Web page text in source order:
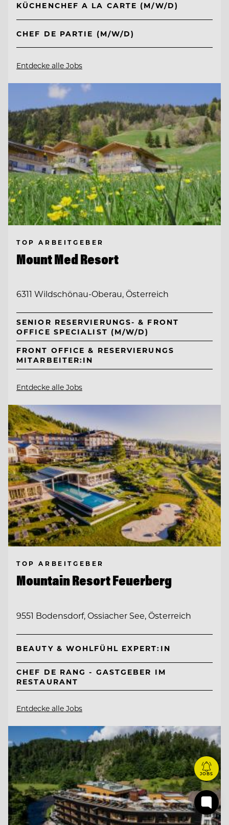
KÜCHENCHEF A LA CARTE (M/W/D)
CHEF DE PARTIE (M/W/D)
Entdecke alle Jobs
TOP ARBEITGEBER
Mount Med Resort
6311 Wildschönau-Oberau, Österreich
SENIOR RESERVIERUNGS- & FRONT
OFFICE SPECIALIST (M/W/D)
FRONT OFFICE & RESERVIERUNGS
MITARBEITER:IN
Entdecke alle Jobs
TOP ARBEITGEBER
Mountain Resort Feuerberg
9551 Bodensdorf, Ossiacher See, Österreich
BEAUTY & WOHLFÜHL EXPERT:IN
CHEF DE RANG - GASTGEBER IM
RESTAURANT
Entdecke alle Jobs
JOBS